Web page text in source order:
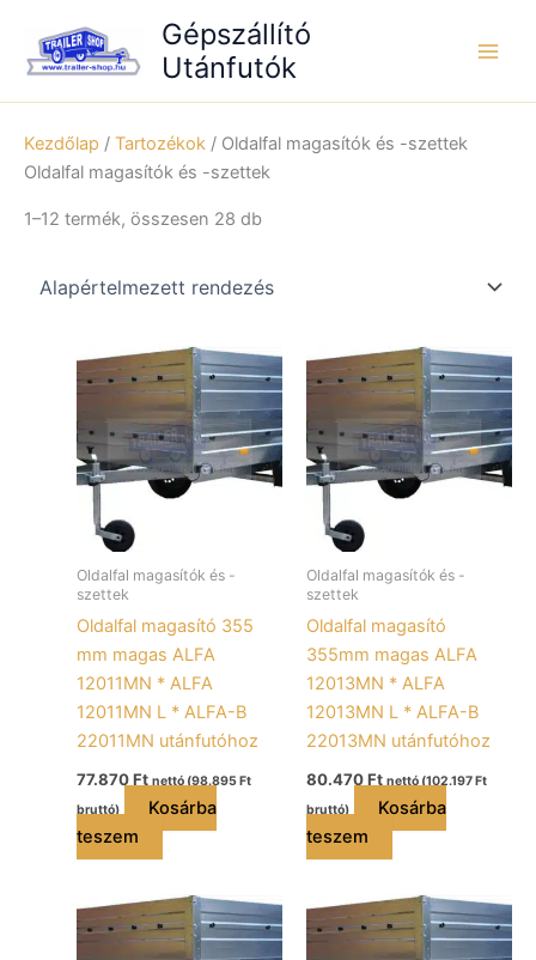
content
Gépszállító
Utánfutók
Kezdőlap / Tartozékok / Oldalfal magasítók és -szettek
Oldalfal magasítók és -szettek
1–12 termék, összesen 28 db
Oldalfal magasítók és -
szettek
Oldalfal magasító 355
mm magas ALFA
12011MN * ALFA
12011MN L * ALFA-B
22011MN utánfutóhoz
77.870Ft nettó (98.895Ft
bruttó)
Kosárba
teszem
Oldalfal magasítók és -
szettek
Oldalfal magasító
355mm magas ALFA
12013MN * ALFA
12013MN L * ALFA-B
22013MN utánfutóhoz
80.470Ft nettó (102.197Ft
bruttó)
Kosárba
teszem